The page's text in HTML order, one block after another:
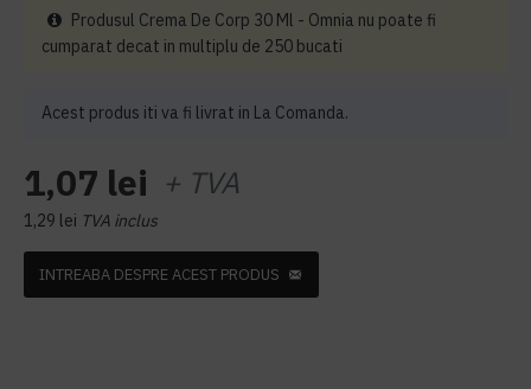
Acest produs iti va fi livrat in La Comanda.
1,07 lei + TVA
1,29 lei TVA inclus
Produsul Crema De Corp 30 Ml - Omnia nu poate fi
cumparat decat in multiplu de 250 bucati
INTREABA DESPRE ACEST PRODUS